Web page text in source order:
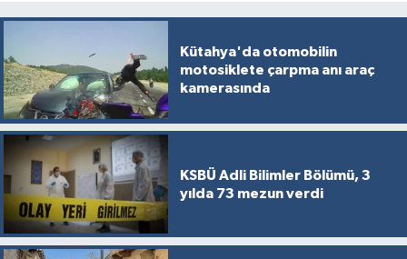
Kütahya'da otomobilin
motosiklete çarpma anı araç
kamerasında
KSBÜ Adli Bilimler Bölümü, 3
yılda 73 mezun verdi